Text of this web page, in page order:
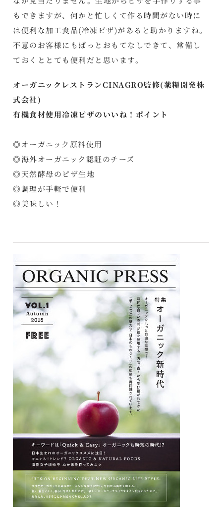
もできますが、何かと忙しくて作る時間がない時に
は便利な加工食品(冷凍ピザ)があると助かりますね。
不意のお客様にもぱっとおもてなしできて、常備し
ておくととても便利だと思います。
オーガニックレストランCINAGRO監修(薬糧開発株
式会社)
有機食材使用冷凍ピザのいいね！ポイント
◎オーガニック原料使用
◎海外オーガニック認証のチーズ
◎天然酵母のピザ生地
◎調理が手軽で便利
◎美味しい！